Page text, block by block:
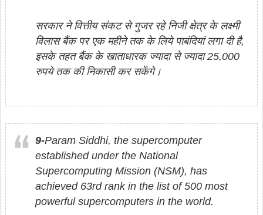
सरकार ने वित्तीय संकट से गुजर रहे निजी क्षेत्र के लक्ष्मी
विलास बैंक पर एक महीने तक के लिये पाबंदियां लगा दी है,
इसके तहत बैंक के खाताधारक ज्यादा से ज्यादा 25,000
रुपये तक की निकासी कर सकेंगे।
9-Param Siddhi, the supercomputer
established under the National
Supercomputing Mission (NSM), has
achieved 63rd rank in the list of 500 most
powerful supercomputers in the world.